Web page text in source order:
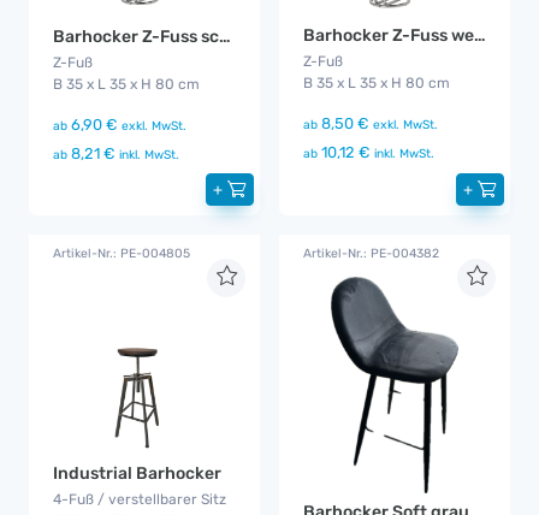
Barhocker Z-Fuss schwarz
Z-Fuß
B 35 x L 35 x H 80 cm
ab 6,90 € exkl. MwSt.
ab 8,21 € inkl. MwSt.
+
Barhocker Z-Fuss weiß
Z-Fuß
B 35 x L 35 x H 80 cm
ab 8,50 € exkl. MwSt.
ab 10,12 € inkl. MwSt.
+
Artikel-Nr.: PE-004805
Industrial Barhocker
4-Fuß / verstellbarer Sitz
Artikel-Nr.: PE-004382